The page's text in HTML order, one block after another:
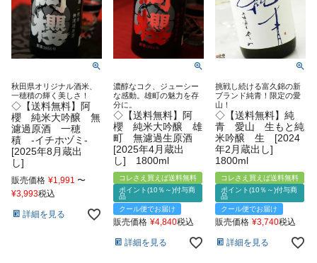
秋田県オリジナル酒米、
一穂積の輝く美しさ！
◇【送料無料】阿
櫻 純米大吟醸 無
濾過原酒 一穂
積 -イチホヅミ-
[2025年8月蔵出
し]
販売価格 ¥1,991 〜
¥3,993税込
詳細を見る
濃醇なコク、ジューシー
な感動。雄町の魅力を存
分に。
◇【送料無料】阿
櫻 純米大吟醸 雄
町 無濾過生原酒
[2025年4月蔵出
し] 1800ml
コレさえ買えば送料無料
ポイント(10％～)付与商
品
クール便でお届け
販売価格 ¥4,840税込
詳細を見る
挑戦し続ける富久錦の新
ブランド純青！限定の愛
山！
◇【送料無料】純
青 愛山 生もと純
米吟醸 生 [2024
年2月蔵出し]
1800ml
コレさえ買えば送料無料
ポイント(10％～)付与商
品
クール便でお届け
販売価格 ¥3,740税込
詳細を見る